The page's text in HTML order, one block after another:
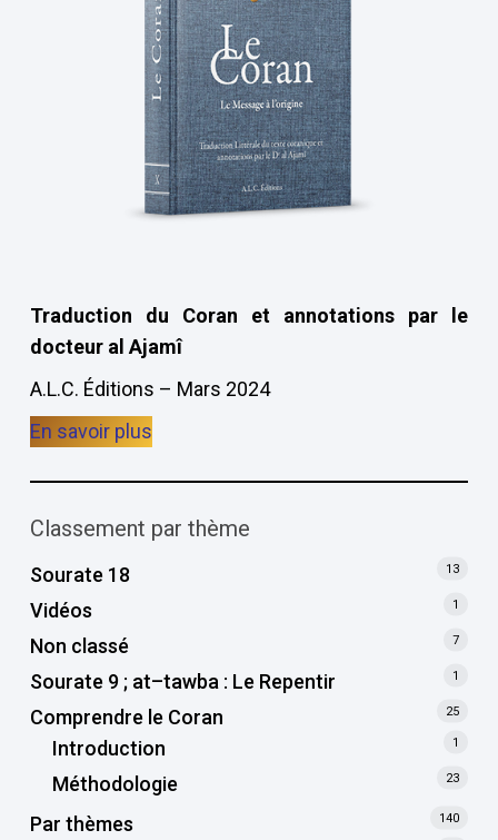
Traduction du Coran et annotations par le
docteur al Ajamî
A.L.C. Éditions – Mars 2024
En savoir plus
Classement par thème
Sourate 18 13
Vidéos 1
Non classé 7
Sourate 9 ; at–tawba : Le Repentir 1
Comprendre le Coran 25
Introduction 1
Méthodologie 23
Par thèmes 140